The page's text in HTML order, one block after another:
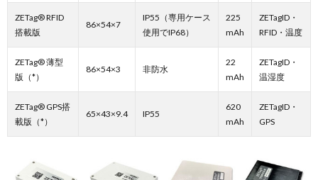
ZETag® RFID
搭載版
86×54×7
IP55（専用ケース
使用でIP68）
225
mAh
ZETagID・
RFID・温度
ZETag® 薄型
版（*）
86×54×3 非防水
22
mAh
ZETagID・
温湿度
ZETag® GPS搭
載版（*）
65×43×9.4 IP55
620
mAh
ZETagID・
GPS